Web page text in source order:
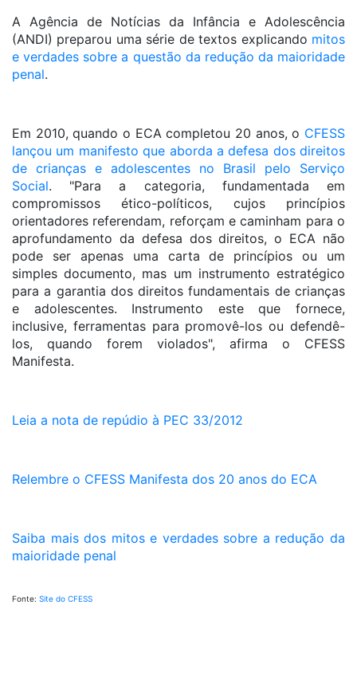
A Agência de Notícias da Infância e Adolescência
(ANDI) preparou uma série de textos explicando mitos
e verdades sobre a questão da redução da maioridade
penal.
Em 2010, quando o ECA completou 20 anos, o CFESS
lançou um manifesto que aborda a defesa dos direitos
de crianças e adolescentes no Brasil pelo Serviço
Social. "Para a categoria, fundamentada em
compromissos ético-políticos, cujos princípios
orientadores referendam, reforçam e caminham para o
aprofundamento da defesa dos direitos, o ECA não
pode ser apenas uma carta de princípios ou um
simples documento, mas um instrumento estratégico
para a garantia dos direitos fundamentais de crianças
e adolescentes. Instrumento este que fornece,
inclusive, ferramentas para promovê-los ou defendê-
los, quando forem violados", afirma o CFESS
Manifesta.
Leia a nota de repúdio à PEC 33/2012
Relembre o CFESS Manifesta dos 20 anos do ECA
Saiba mais dos mitos e verdades sobre a redução da
maioridade penal
Fonte: Site do CFESS